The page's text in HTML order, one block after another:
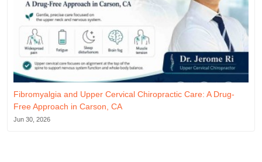
Fibromyalgia and Upper Cervical Chiropractic Care: A Drug-
Free Approach in Carson, CA
Jun 30, 2026